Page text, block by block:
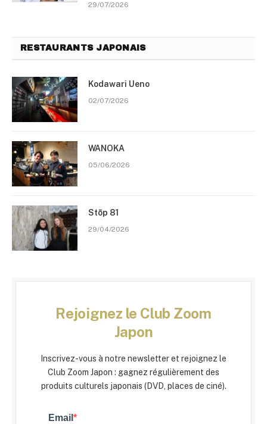
29/07/2026
RESTAURANTS JAPONAIS
Kodawari Ueno
02/07/2026
WANOKA
05/06/2026
Stōp 81
29/04/2026
Rejoignez le Club Zoom
Japon
Inscrivez-vous à notre newsletter et rejoignez le
Club Zoom Japon : gagnez régulièrement des
produits culturels japonais (DVD, places de ciné).
Email